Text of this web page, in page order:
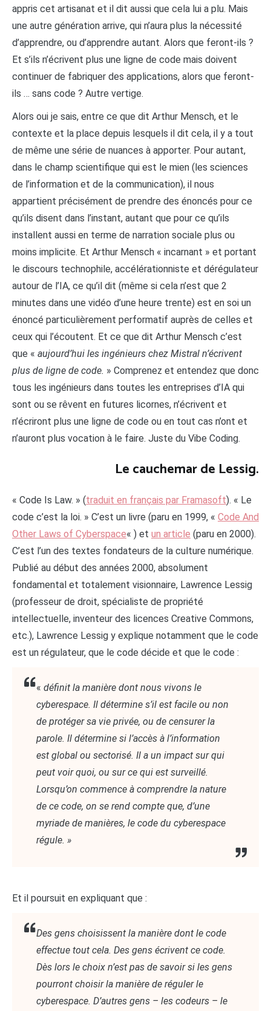
appris cet artisanat et il dit aussi que cela lui a plu. Mais
une autre génération arrive, qui n’aura plus la nécessité
d’apprendre, ou d’apprendre autant. Alors que feront-ils ?
Et s’ils n’écrivent plus une ligne de code mais doivent
continuer de fabriquer des applications, alors que feront-
ils … sans code ? Autre vertige.
Alors oui je sais, entre ce que dit Arthur Mensch, et le
contexte et la place depuis lesquels il dit cela, il y a tout
de même une série de nuances à apporter. Pour autant,
dans le champ scientifique qui est le mien (les sciences
de l’information et de la communication), il nous
appartient précisément de prendre des énoncés pour ce
qu’ils disent dans l’instant, autant que pour ce qu’ils
installent aussi en terme de narration sociale plus ou
moins implicite. Et Arthur Mensch « incarnant » et portant
le discours technophile, accélérationniste et dérégulateur
autour de l’IA, ce qu’il dit (même si cela n’est que 2
minutes dans une vidéo d’une heure trente) est en soi un
énoncé particulièrement performatif auprès de celles et
ceux qui l’écoutent. Et ce que dit Arthur Mensch c’est
que « aujourd’hui les ingénieurs chez Mistral n’écrivent
plus de ligne de code. » Comprenez et entendez que donc
tous les ingénieurs dans toutes les entreprises d’IA qui
sont ou se rêvent en futures licornes, n’écrivent et
n’écriront plus une ligne de code ou en tout cas n’ont et
n’auront plus vocation à le faire. Juste du Vibe Coding.
Le cauchemar de Lessig.
« Code Is Law. » (traduit en français par Framasoft). « Le
code c’est la loi. » C’est un livre (paru en 1999, « Code And
Other Laws of Cyberspace« ) et un article (paru en 2000).
C’est l’un des textes fondateurs de la culture numérique.
Publié au début des années 2000, absolument
fondamental et totalement visionnaire, Lawrence Lessig
(professeur de droit, spécialiste de propriété
intellectuelle, inventeur des licences Creative Commons,
etc.), Lawrence Lessig y explique notamment que le code
est un régulateur, que le code décide et que le code :
« définit la manière dont nous vivons le
cyberespace. Il détermine s’il est facile ou non
de protéger sa vie privée, ou de censurer la
parole. Il détermine si l’accès à l’information
est global ou sectorisé. Il a un impact sur qui
peut voir quoi, ou sur ce qui est surveillé.
Lorsqu’on commence à comprendre la nature
de ce code, on se rend compte que, d’une
myriade de manières, le code du cyberespace
régule. »
Et il poursuit en expliquant que :
Des gens choisissent la manière dont le code
effectue tout cela. Des gens écrivent ce code.
Dès lors le choix n’est pas de savoir si les gens
pourront choisir la manière de réguler le
cyberespace. D’autres gens – les codeurs – le